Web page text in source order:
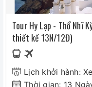
Tour Hy Lạp - Thổ Nhĩ
thiết kế 13N/12Đ)
Lịch khởi hành:
Thời gian: 13